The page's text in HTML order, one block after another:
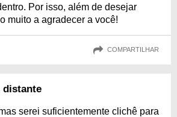
Por isso, além de desejar
muito a agradecer a você!
COMPARTILHAR
distante
serei suficientemente clichê para